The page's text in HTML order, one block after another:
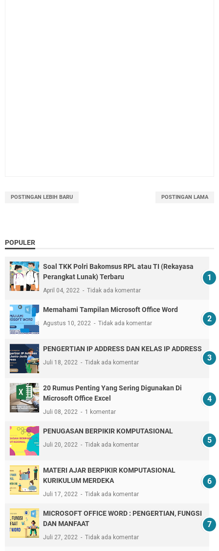
POSTINGAN LEBIH BARU POSTINGAN LAMA
POPULER
Soal TKK Polri Bakomsus RPL atau TI (Rekayasa
Perangkat Lunak) Terbaru
April 04, 2022 Tidak ada komentar
Memahami Tampilan Microsoft Office Word
Agustus 10, 2022 Tidak ada komentar
PENGERTIAN IP ADDRESS DAN KELAS IP ADDRESS
Juli 18, 2022 Tidak ada komentar
20 Rumus Penting Yang Sering Digunakan Di
Microsoft Office Excel
Juli 08, 2022 1 komentar
PENUGASAN BERPIKIR KOMPUTASIONAL
Juli 20, 2022 Tidak ada komentar
MATERI AJAR BERPIKIR KOMPUTASIONAL
KURIKULUM MERDEKA
Juli 17, 2022 Tidak ada komentar
MICROSOFT OFFICE WORD : PENGERTIAN, FUNGSI
DAN MANFAAT
Juli 27, 2022 Tidak ada komentar